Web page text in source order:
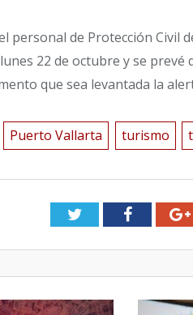
personal de Protección Civil
22 de octubre y se prevé
que sea levantada la
Puerto Vallarta turismo
TwitterFacebook